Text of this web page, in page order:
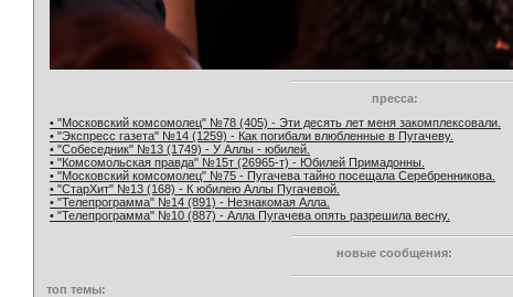
пресса:
• "Московский комсомолец" №78 (405) - Эти десять лет меня закомплексовали.
• "Экспресс газета" №14 (1259) - Как погибали влюбленные в Пугачеву.
• "Собеседник" №13 (1749) - У Аллы - юбилей.
• "Комсомольская правда" №15т (26965-т) - Юбилей Примадонны.
• "Московский комсомолец" №75 - Пугачева тайно посещала Серебренникова.
• "СтарХит" №13 (168) - К юбилею Аллы Пугачевой.
• "Телепрограмма" №14 (891) - Незнакомая Алла.
• "Телепрограмма" №10 (887) - Алла Пугачева опять разрешила весну.
новые сообщения:
топ темы: